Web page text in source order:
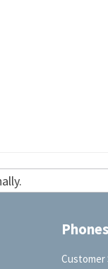
Phones
Customer